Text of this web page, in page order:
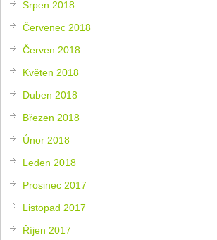
Srpen 2018
Červenec 2018
Červen 2018
Květen 2018
Duben 2018
Březen 2018
Únor 2018
Leden 2018
Prosinec 2017
Listopad 2017
Říjen 2017